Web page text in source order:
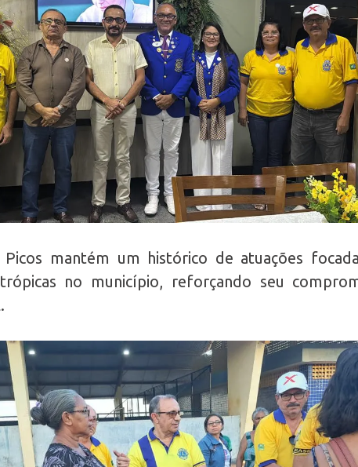
mantém um histórico de atuações
no município, reforçando seu